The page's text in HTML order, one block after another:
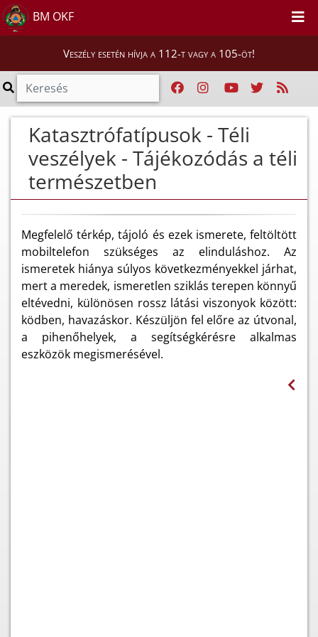
BM OKF
Veszély esetén hívja a 112-t vagy a 105-öt!
Katasztrófatípusok - Téli
veszélyek - Tájékozódás a téli
természetben
Megfelelő térkép, tájoló és ezek ismerete, feltöltött
mobiltelefon szükséges az elinduláshoz. Az
ismeretek hiánya súlyos következményekkel járhat,
mert a meredek, ismeretlen sziklás terepen könnyű
eltévedni, különösen rossz látási viszonyok között:
ködben, havazáskor. Készüljön fel előre az útvonal,
a pihenőhelyek, a segítségkérésre alkalmas
eszközök megismerésével.